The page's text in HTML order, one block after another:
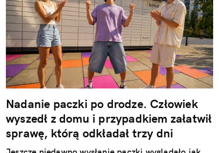
Nadanie paczki po drodze. Człowiek
wyszedł z domu i przypadkiem załatwił
sprawę, którą odkładał trzy dni